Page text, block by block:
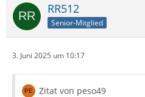
RR512
Senior-Mitglied
3. Juni 2025 um 10:17
Zitat von peso49